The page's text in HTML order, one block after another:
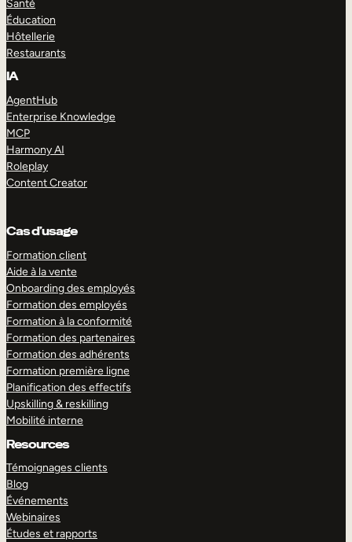
Santé
Éducation
Hôtellerie
Restaurants
IA
AgentHub
Enterprise Knowledge
MCP
Harmony AI
Roleplay
Content Creator
Cas d’usage
Formation client
Aide à la vente
Onboarding des employés
Formation des employés
Formation à la conformité
Formation des partenaires
Formation des adhérents
Formation première ligne
Planification des effectifs
Upskilling & reskilling
Mobilité interne
Resources
Témoignages clients
Blog
Événements
Webinaires
Études et rapports